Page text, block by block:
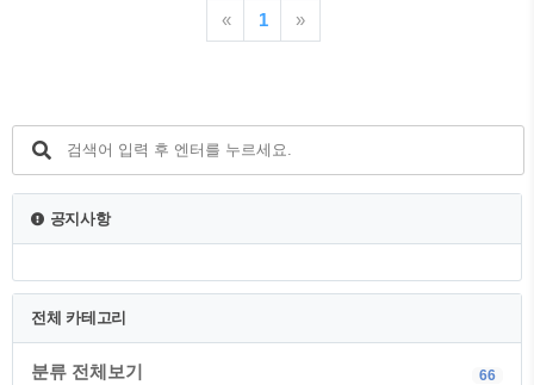
has already been saved # to the database.
You can continue to change its attributes #
« 1 »
공지사항
전체 카테고리
분류 전체보기 66